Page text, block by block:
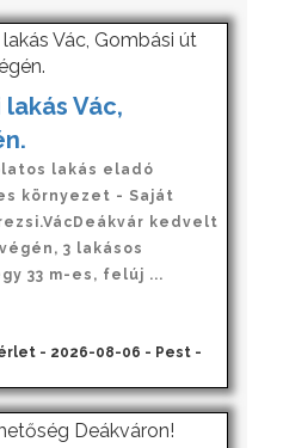
Vác,
lakás eladó
környezet - Saját
kedvelt
3 lakásos
33 m-es, felúj ...
- 2026-08-06 - Pest -